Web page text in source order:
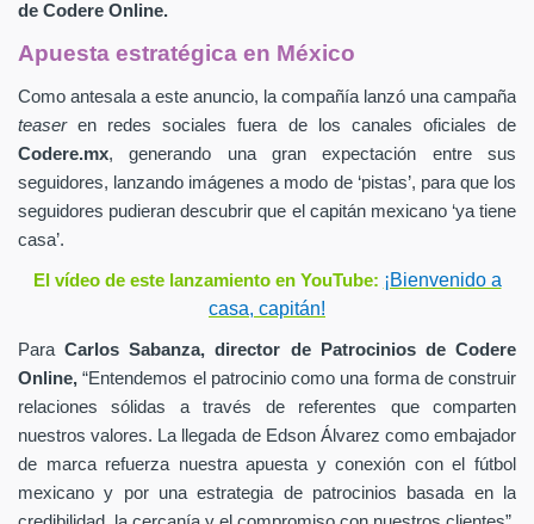
de Codere Online.
Apuesta estratégica en México
Como antesala a este anuncio, la compañía lanzó una campaña
teaseren redes sociales fuera de los canales oficiales de
Codere.mx,
generando una gran expectación entre sus
seguidores, lanzando imágenes a modo de ‘pistas’, para que los
seguidores pudieran descubrir que el capitán mexicano ‘ya tiene
casa’.
El vídeo de este lanzamiento en YouTube: ¡Bienvenido a
casa, capitán!
ParaCarlos Sabanza, director de Patrocinios de Codere
Online, “Entendemos el patrocinio como una forma de construir
relaciones sólidas a través de referentes que comparten
nuestros valores. La llegada de Edson Álvarez como embajador
de marca refuerza nuestra apuesta y conexión con el fútbol
mexicano y por una estrategia de patrocinios basada en la